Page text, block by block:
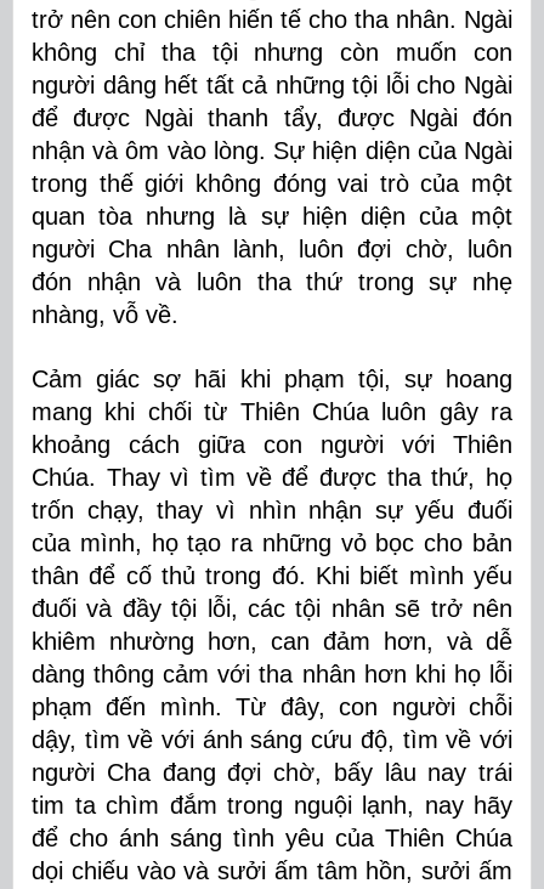
trở nên con chiên hiến tế cho tha nhân. Ngài
không chỉ tha tội nhưng còn muốn con
người dâng hết tất cả những tội lỗi cho Ngài
để được Ngài thanh tẩy, được Ngài đón
nhận và ôm vào lòng. Sự hiện diện của Ngài
trong thế giới không đóng vai trò của một
quan tòa nhưng là sự hiện diện của một
người Cha nhân lành, luôn đợi chờ, luôn
đón nhận và luôn tha thứ trong sự nhẹ
nhàng, vỗ về.
Cảm giác sợ hãi khi phạm tội, sự hoang
mang khi chối từ Thiên Chúa luôn gây ra
khoảng cách giữa con người với Thiên
Chúa. Thay vì tìm về để được tha thứ, họ
trốn chạy, thay vì nhìn nhận sự yếu đuối
của mình, họ tạo ra những vỏ bọc cho bản
thân để cố thủ trong đó. Khi biết mình yếu
đuối và đầy tội lỗi, các tội nhân sẽ trở nên
khiêm nhường hơn, can đảm hơn, và dễ
dàng thông cảm với tha nhân hơn khi họ lỗi
phạm đến mình. Từ đây, con người chỗi
dậy, tìm về với ánh sáng cứu độ, tìm về với
người Cha đang đợi chờ, bấy lâu nay trái
tim ta chìm đắm trong nguội lạnh, nay hãy
để cho ánh sáng tình yêu của Thiên Chúa
dọi chiếu vào và sưởi ấm tâm hồn, sưởi ấm